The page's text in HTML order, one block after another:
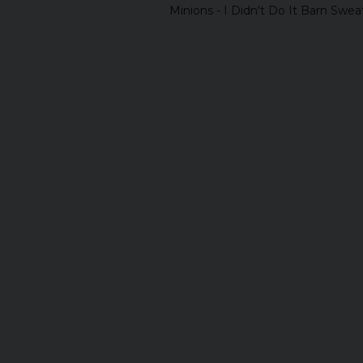
Minions - I Didn't Do It Barn